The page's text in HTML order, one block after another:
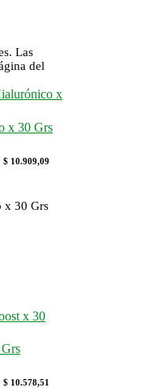
Las
del
x 30 Grs
$ 10.909,09
x 30 Grs
$ 10.578,51